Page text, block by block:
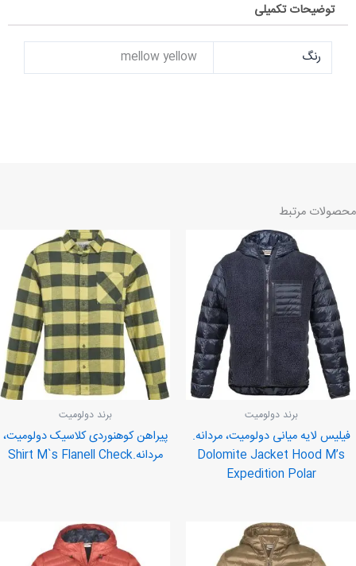
توضیحات تکمیلی
رنگ mellow yellow
محصولات مرتبط
برند دولومیت
فیلیس لایه میانی دولومیت، مردانه.
Dolomite Jacket Hood M’s
Expedition Polar
برند دولومیت
پیراهن کوهنوردی کلاسیک دولومیت،
مردانه.Shirt M`s Flanell Check